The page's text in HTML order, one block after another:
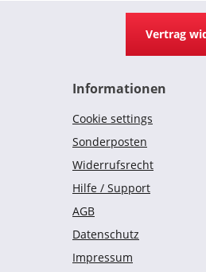
Vertrag
Informationen
Cookie settings
Sonderposten
Widerrufsrecht
Hilfe / Support
AGB
Datenschutz
Impressum